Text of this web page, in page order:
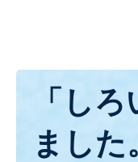
「し
まし